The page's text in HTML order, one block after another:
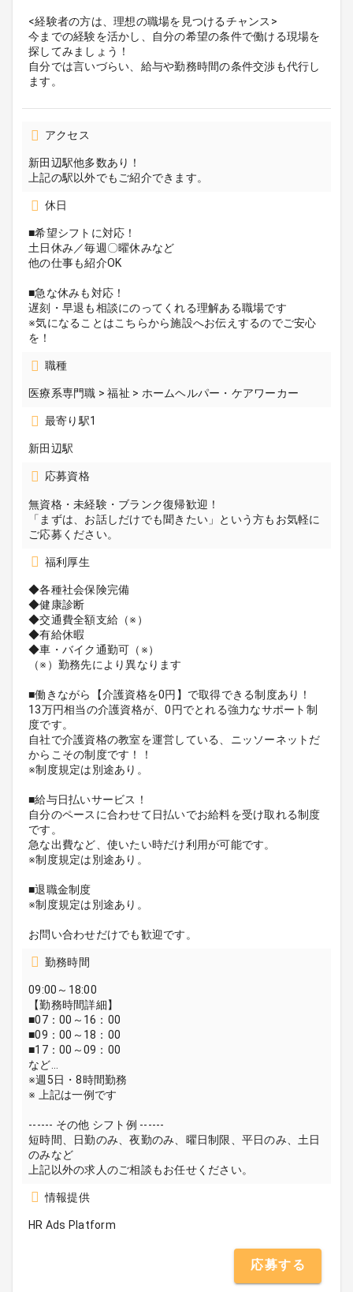
<経験者の方は、理想の職場を見つけるチャンス>
今までの経験を活かし、自分の希望の条件で働ける現場を
探してみましょう！
自分では言いづらい、給与や勤務時間の条件交渉も代行し
ます。
アクセス
新田辺駅他多数あり！
上記の駅以外でもご紹介できます。
休日
■希望シフトに対応！
土日休み／毎週〇曜休みなど
他の仕事も紹介OK
■急な休みも対応！
遅刻・早退も相談にのってくれる理解ある職場です
※気になることはこちらから施設へお伝えするのでご安心
を！
職種
医療系専門職 > 福祉 > ホームヘルパー・ケアワーカー
最寄り駅1
新田辺駅
応募資格
無資格・未経験・ブランク復帰歓迎！
「まずは、お話しだけでも聞きたい」という方もお気軽に
ご応募ください。
福利厚生
◆各種社会保険完備
◆健康診断
◆交通費全額支給（※）
◆有給休暇
◆車・バイク通勤可（※）
（※）勤務先により異なります
■働きながら【介護資格を0円】で取得できる制度あり！
13万円相当の介護資格が、0円でとれる強力なサポート制
度です。
自社で介護資格の教室を運営している、ニッソーネットだ
からこその制度です！！
※制度規定は別途あり。
■給与日払いサービス！
自分のペースに合わせて日払いでお給料を受け取れる制度
です。
急な出費など、使いたい時だけ利用が可能です。
※制度規定は別途あり。
■退職金制度
※制度規定は別途あり。
お問い合わせだけでも歓迎です。
勤務時間
09:00～18:00
【勤務時間詳細】
■07：00～16：00
■09：00～18：00
■17：00～09：00
など…
※週5日・8時間勤務
※ 上記は一例です
------ その他 シフト例 ------
短時間、日勤のみ、夜勤のみ、曜日制限、平日のみ、土日
のみなど
上記以外の求人のご相談もお任せください。
情報提供
HR Ads Platform
応募する